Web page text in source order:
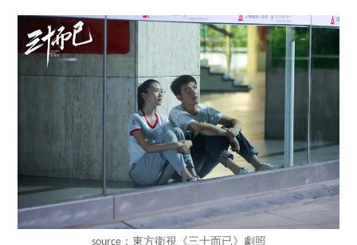
source：東方衛視《三十而已》劇照